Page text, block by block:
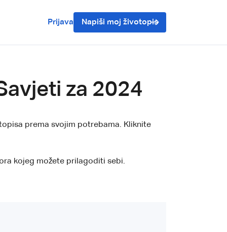
Prijava Napiši moj životopis
za 2024
prema svojim potrebama. Kliknite
kojeg možete prilagoditi sebi.